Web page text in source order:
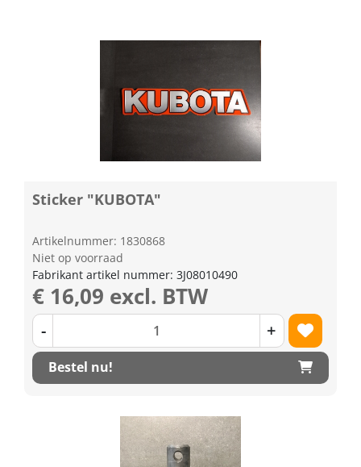
Sticker "KUBOTA"
Artikelnummer: 1830868
Niet op voorraad
Fabrikant artikel nummer: 3J08010490
€ 16,09 excl. BTW
- +
Bestel nu!